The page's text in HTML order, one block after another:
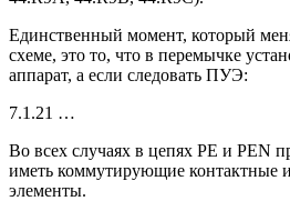
Единственный момент, который
схеме, это то, что в перемычке
аппарат, а если следовать ПУЭ:
7.1.21 …
Во всех случаях в цепях РЕ и PEN
иметь коммутирующие контактные
элементы.